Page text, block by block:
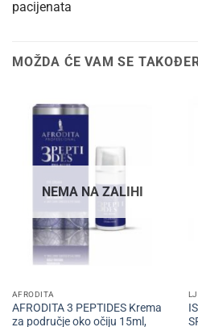
pacijenata
MOŽDA ĆE VAM SE
NEMA NA ZALIHI
AFRODITA
AFRODITA 3 PEPTIDES Krema
za područje oko očiju 15ml,